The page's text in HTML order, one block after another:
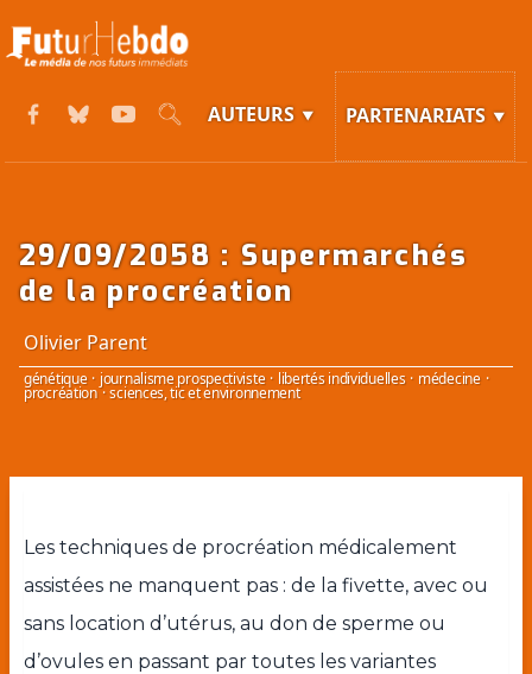
AUTEURS PARTENARIATS
29/09/2058 : Supermarchés
de la procréation
Olivier Parent
génétique · journalisme prospectiviste · libertés individuelles · médecine ·
procréation · sciences, tic et environnement
Les techniques de procréation médicalement
assistées ne manquent pas : de la fivette, avec ou
sans location d’utérus, au don de sperme ou
d’ovules en passant par toutes les variantes